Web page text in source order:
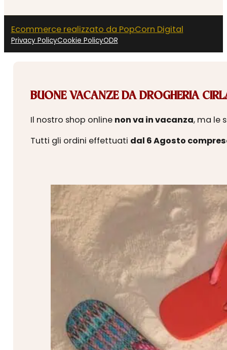
Ecommerce realizzato da PopCorn Digital
Privacy PolicyCookie PolicyODR
BUONE VACANZE DA DROGHERIA
Il nostro shop online non va in vacanza, ma le
Tutti gli ordini effettuati dal 6 Agosto